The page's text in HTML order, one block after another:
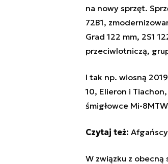
na nowy sprzęt.
72B1,
Grad 122 mm, 2S1
przeciwlotniczą,
I tak np. wiosną
10, Elieron i
śmigłowce Mi-
Czytaj też:
W związku z